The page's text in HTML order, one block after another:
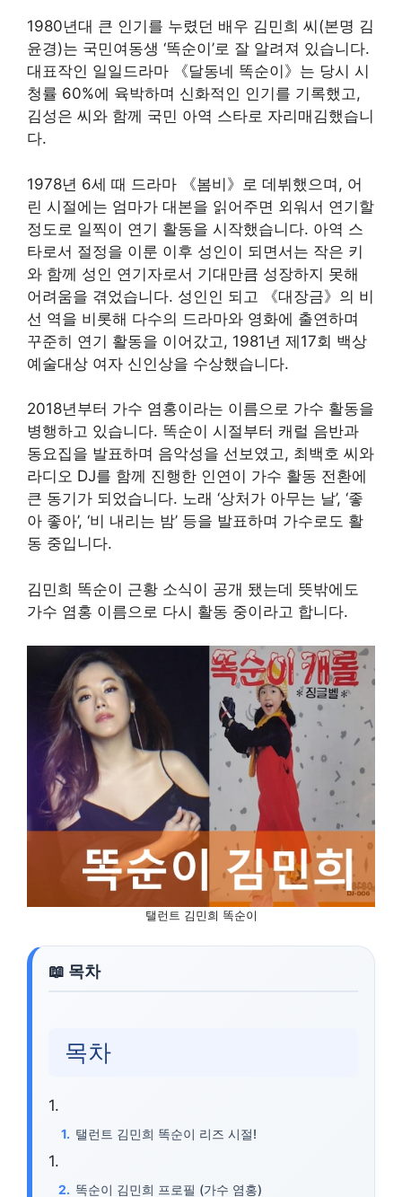
1980년대 큰 인기를 누렸던 배우 김민희 씨(본명 김
윤경)는 국민여동생 ‘똑순이’로 잘 알려져 있습니다.
대표작인 일일드라마 《달동네 똑순이》는 당시 시
청률 60%에 육박하며 신화적인 인기를 기록했고,
김성은 씨와 함께 국민 아역 스타로 자리매김했습니
다.
1978년 6세 때 드라마 《봄비》로 데뷔했으며, 어
린 시절에는 엄마가 대본을 읽어주면 외워서 연기할
정도로 일찍이 연기 활동을 시작했습니다. 아역 스
타로서 절정을 이룬 이후 성인이 되면서는 작은 키
와 함께 성인 연기자로서 기대만큼 성장하지 못해
어려움을 겪었습니다. 성인인 되고 《대장금》의 비
선 역을 비롯해 다수의 드라마와 영화에 출연하며
꾸준히 연기 활동을 이어갔고, 1981년 제17회 백상
예술대상 여자 신인상을 수상했습니다.
2018년부터 가수 염홍이라는 이름으로 가수 활동을
병행하고 있습니다. 똑순이 시절부터 캐럴 음반과
동요집을 발표하며 음악성을 선보였고, 최백호 씨와
라디오 DJ를 함께 진행한 인연이 가수 활동 전환에
큰 동기가 되었습니다. 노래 ‘상처가 아무는 날’, ‘좋
아 좋아’, ‘비 내리는 밤’ 등을 발표하며 가수로도 활
동 중입니다.
김민희 똑순이 근황 소식이 공개 됐는데 뜻밖에도
가수 염홍 이름으로 다시 활동 중이라고 합니다.
탤런트 김민희 똑순이
목차
탤런트 김민희 똑순이 리즈 시절!
똑순이 김민희 프로필 (가수 염홍)